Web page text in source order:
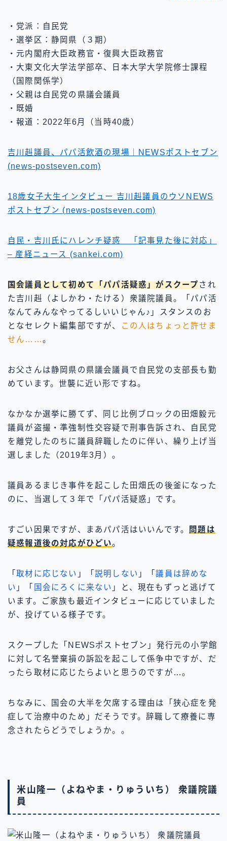
・党派：自民党
・選挙区：静岡県（３期）
・元内閣府大臣政務官・復興大臣政務官
・大東文化大学法学部卒、日本大学大学院修士課程
（国際関係学）
・父親は自民党の県議会議員
・既婚
・報道：2022年6月（当時40歳）
吉川赳議員、パパ活飲酒の現場｜NEWSポストセブン
(news-postseven.com)
18歳女子大生インタビュー 吉川赳議員のウソNEWS
ポストセブン (news-postseven.com)
自民・吉川氏にハレンチ疑惑 「記事見た後に対応」
– 産経ニュース (sankei.com)
国会議員として初めて「パパ活疑惑」がスクープ され
た吉川赳（よしかわ・たける）衆議院議員。「パパ活
なんてみんなやってるしいいじゃん♪」スタンスのお
となセレクト編集部ですが、
この人はちょっと許せま
せん……。
お父さんは静岡県の県議会議員で自民党の支部長も勤
めています。世襲に近い形ですね。
なかなか選挙に勝てず、同じ比例ブロックの田畑毅元
議員が盗撮・準強制性交容疑で刑事告訴され、自民党
を離党したのちに議員辞職したのに伴い、繰り上げ当
選しました（2019年3月）。
議員あるまじき事件を起こした田畑氏の後釜になった
のに、当選して３年で「パパ活疑惑」です。
すごい因果ですが、まあパパ活はいいんです。
問題は
疑惑報道後の対応がひどい。
「取材に応じない 」「説明しない 」「議員は辞めな
い 」「 国会にろくに来ない 」と、現在もずっと逃げて
います。ご家族も最近インタビューに応じていました
が、投げている様子です。
スクープした「NEWSポストセブン」発行元の小学館
に対して名誉棄損の訴訟を起こして係争中ですが、だ
ったら取材に応じたらよいと思うのですが…。
ちなみに、国会の大半を欠席する理由は「狭心症を発
症して治療中のため」だそうです。辞職して療養に専
念されたらどうでしょうか。。
米山隆一（よねやま・りゅういち） 衆議院議
員